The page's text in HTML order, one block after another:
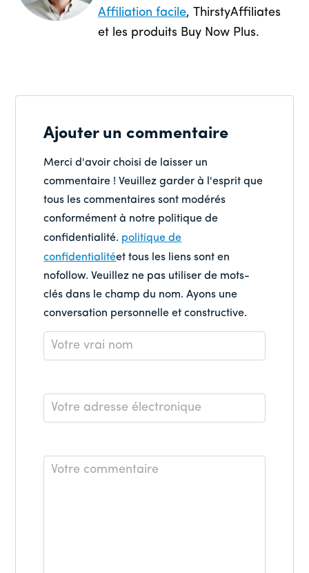
Affiliation facile, ThirstyAffiliates
et les produits Buy Now Plus.
Ajouter un commentaire
Merci d'avoir choisi de laisser un
commentaire ! Veuillez garder à l'esprit que
tous les commentaires sont modérés
conformément à notre politique de
confidentialité. politique de
confidentialitéet tous les liens sont en
nofollow. Veuillez ne pas utiliser de mots-
clés dans le champ du nom. Ayons une
conversation personnelle et constructive.
Nom
*
E-
mail
Commentaire